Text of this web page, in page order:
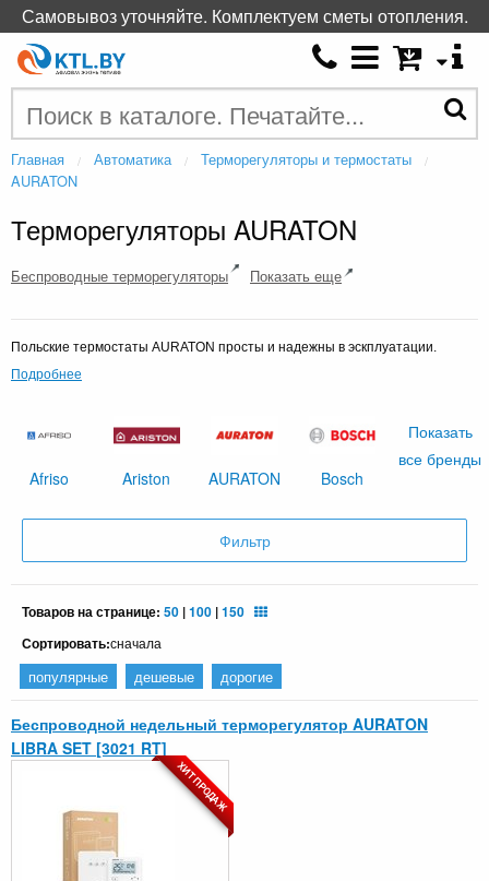
Главная Автоматика
Терморегуляторы и термостаты
AURATON
Терморегуляторы AURATON
Беспроводные терморегуляторы Показать еще
Польские термостаты AURATON просты и надежны в эскплуатации.
Подробнее
Afriso Ariston AURATON Bosch
Показать
все бренды
Фильтр
Товаров на странице: 50 |100 |150
Сортировать:сначала
популярные дешевые дорогие
Беспроводной недельный терморегулятор AURATON
LIBRA SET [3021 RT]
ХИТ ПРОДАЖ
Самовывоз уточняйте. Комплектуем сметы отопления.